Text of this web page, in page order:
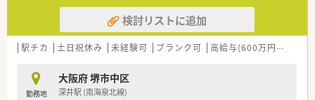
50店舗以上、無菌調剤室は業界最多の51店舗設置しています
■「プラチナくるみん認定企業」「健康経営優良法人2023（大規模
法人部門）認定」等を取得し一人ひとりが働きやすい環境が整備
されています
があるのも特徴です
検討リストに追加
駅チカ 土日祝休み 未経験可 ブランク可 高給与(600万円以上)
勤務地
大阪府 堺市中区
深井駅 (南海泉北線)